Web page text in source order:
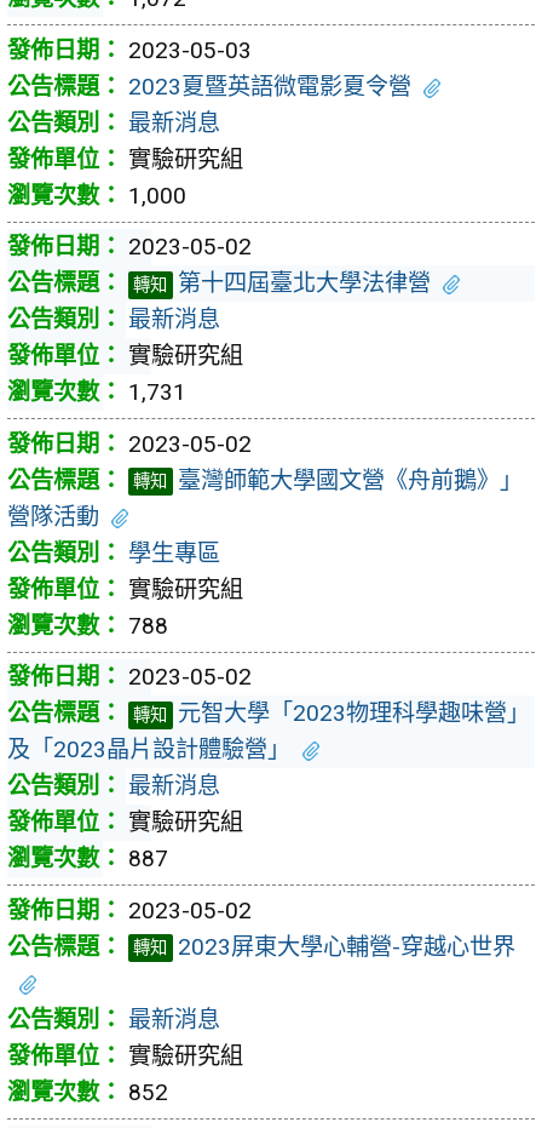
2023-05-03
2023夏暨英語微電影夏令營
最新消息
實驗研究組
1,000
2023-05-02
轉知
第十四屆臺北大學法律營
最新消息
實驗研究組
1,731
2023-05-02
轉知
臺灣師範大學國文營《舟前鵝》」
營隊活動
學生專區
實驗研究組
788
2023-05-02
轉知
元智大學「2023物理科學趣味營」
及「2023晶片設計體驗營」
最新消息
實驗研究組
887
2023-05-02
轉知 2023屏東大學心輔營-穿越心世界
最新消息
實驗研究組
852